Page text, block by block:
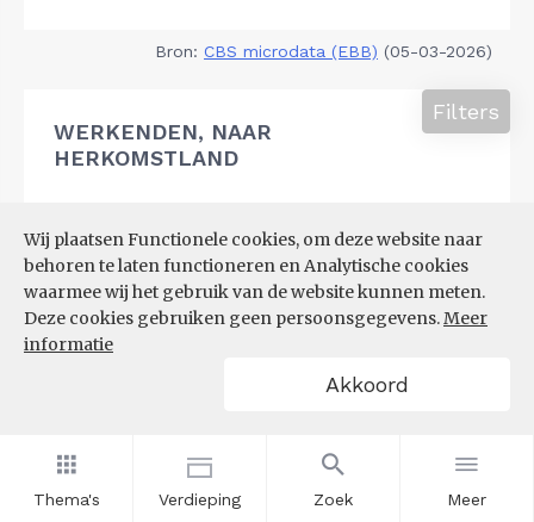
Thema's Verdieping Zoek Meer
Wij plaatsen Functionele cookies, om deze website naar
behoren te laten functioneren en Analytische cookies
waarmee wij het gebruik van de website kunnen meten.
Deze cookies gebruiken geen persoonsgegevens.Meer
informatie
Akkoord
Bron: CBS microdata (EBB) (05-03-2026)
WERKENDEN, NAAR
HERKOMSTLAND
Filters